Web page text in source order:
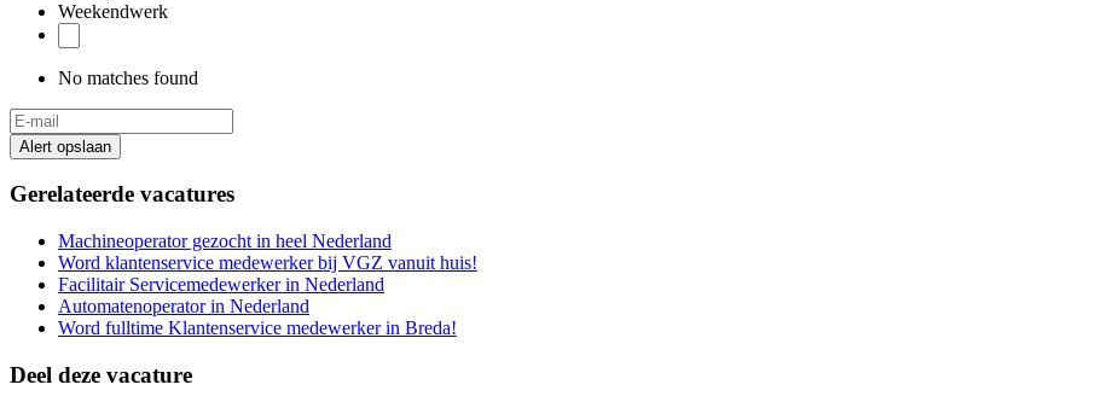
Weekendwerk
No matches found
Alert opslaan
Gerelateerde vacatures
Machineoperator gezocht in heel Nederland
Word klantenservice medewerker bij VGZ vanuit huis!
Facilitair Servicemedewerker in Nederland
Automatenoperator in Nederland
Word fulltime Klantenservice medewerker in Breda!
Deel deze vacature